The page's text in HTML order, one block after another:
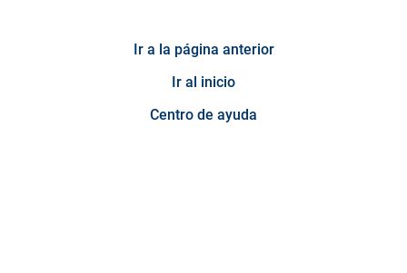
Ir a la página anterior
Ir al inicio
Centro de ayuda